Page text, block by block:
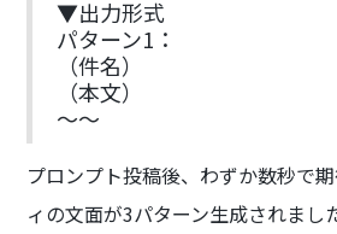
▼出力形式
パターン1：
（件名）
（本文）
〜〜
プロンプト投稿後、わずか数秒で
ィの文面が3パターン生成されまし